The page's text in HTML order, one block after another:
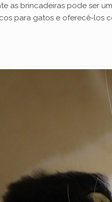
as brincadeiras pode ser
para gatos e oferecê-los